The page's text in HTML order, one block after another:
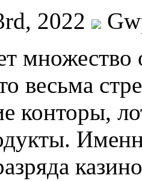
2022
множество
весьма
конторы,